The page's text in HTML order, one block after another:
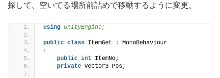
探して、空いてる場所前詰めで移動するように変更。
using UnityEngine;
public class ItemGet : MonoBehaviour
{
public int ItemNo;
private Vector3 Pos;